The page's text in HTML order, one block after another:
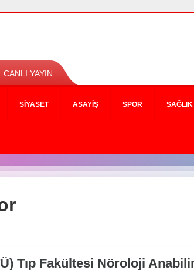
CANLI YAYIN
SIYASET ASAYIŞ SPOR SAĞLIK
Tıp Fakültesi Nöroloji